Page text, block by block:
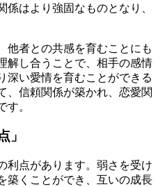
はより強固なものとなり、
他者との共感を育むことにも
解し合うことで、相手の感情
深い愛情を育むことができる
、信頼関係が築かれ、恋愛関
す。
」
利点があります。弱さを受け
築くことができ、互いの成長